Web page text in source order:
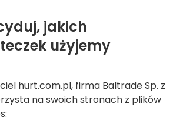
jakich
użyjemy
hurt.com.pl, firma Baltrade Sp. z
na swoich stronach z plików